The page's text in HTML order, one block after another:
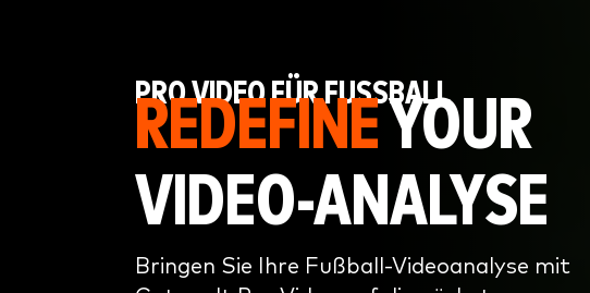
PRO VIDEO FÜR FUSSBALL
REDEFINEYOUR
VIDEO-ANALYSE
Bringen Sie Ihre Fußball-Videoanalyse mit